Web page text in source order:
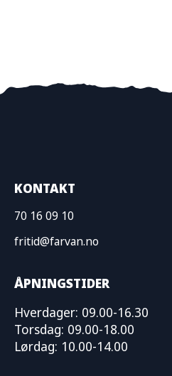
KONTAKT
70 16 09 10
fritid@farvan.no
ÅPNINGSTIDER
Hverdager: 09.00-16.30
Torsdag: 09.00-18.00
Lørdag: 10.00-14.00